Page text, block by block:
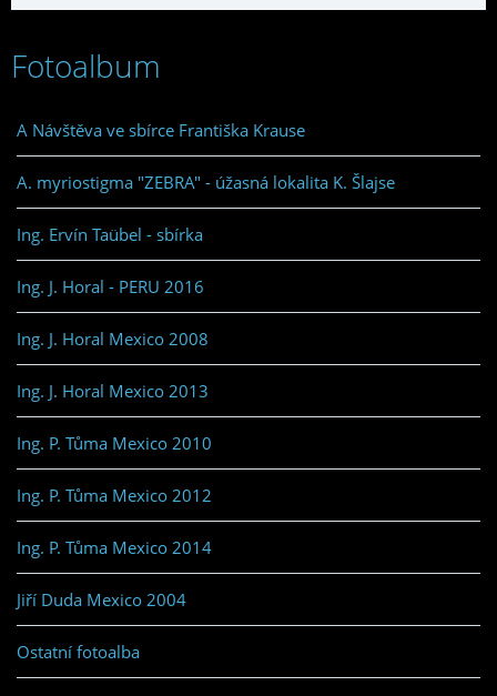
Fotoalbum
A Návštěva ve sbírce Františka Krause
A. myriostigma "ZEBRA" - úžasná lokalita K. Šlajse
Ing. Ervín Taübel - sbírka
Ing. J. Horal - PERU 2016
Ing. J. Horal Mexico 2008
Ing. J. Horal Mexico 2013
Ing. P. Tůma Mexico 2010
Ing. P. Tůma Mexico 2012
Ing. P. Tůma Mexico 2014
Jiří Duda Mexico 2004
Ostatní fotoalba